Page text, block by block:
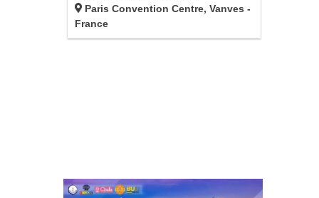
Paris Convention Centre, Vanves -
France